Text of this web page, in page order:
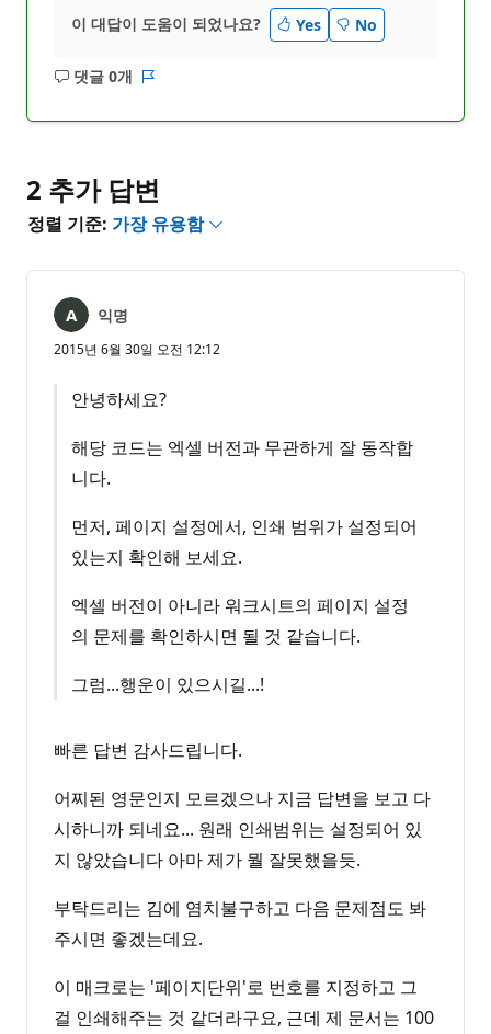
이 대답이 도움이 되었나요? Yes No
댓글 0개
설
2 추가 답변
정렬 기준: 가장 유용함
익명
2015년 6월 30일 오전 12:12
안녕하세요?
해당 코드는 엑셀 버전과 무관하게 잘 동작합
니다.
먼저, 페이지 설정에서, 인쇄 범위가 설정되어
있는지 확인해 보세요.
엑셀 버전이 아니라 워크시트의 페이지 설정
의 문제를 확인하시면 될 것 같습니다.
그럼...행운이 있으시길...!
빠른 답변 감사드립니다.
어찌된 영문인지 모르겠으나 지금 답변을 보고 다
시하니까 되네요... 원래 인쇄범위는 설정되어 있
지 않았습니다 아마 제가 뭘 잘못했을듯.
부탁드리는 김에 염치불구하고 다음 문제점도 봐
주시면 좋겠는데요.
이 매크로는 '페이지단위'로 번호를 지정하고 그
걸 인쇄해주는 것 같더라구요, 근데 제 문서는 100